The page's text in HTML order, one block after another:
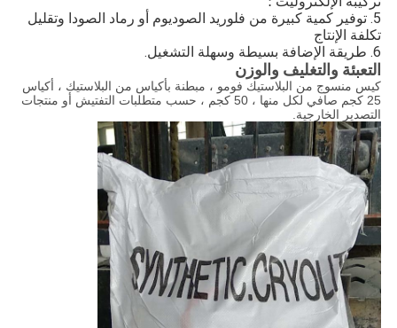
5. توفير كمية كبيرة من فلوريد الصوديوم أو رماد الصودا وتقليل
تكلفة الإنتاج
6. طريقة الإضافة بسيطة وسهلة التشغيل.
التعبئة والتغليف والوزن
كيس منسوج من البلاستيك فومو ، مبطنة بأكياس من البلاستيك ، أكياس
25 كجم صافي لكل منها ، 50 كجم ، حسب متطلبات التفتيش أو منتجات
التصدير الخارجية.